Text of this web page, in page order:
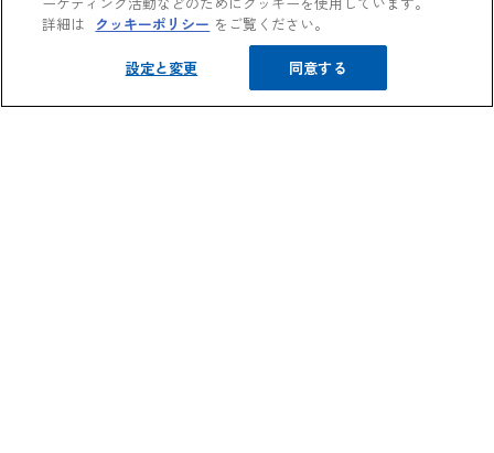
詳細は
クッキーポリシー をご覧ください。
設定と変更 同意する